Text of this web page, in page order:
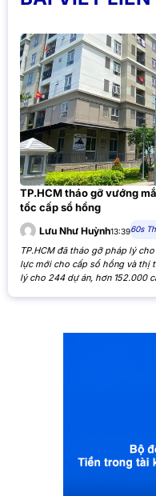
TP.HCM tháo gỡ vướng
tốc cấp sổ hồng
Lưu Như Huỳnh13:3960s
TP.HCM đã tháo gỡ pháp lý
lực mới cho cấp sổ hồng và thị
lý cho 244 dự án, hơn 152.000